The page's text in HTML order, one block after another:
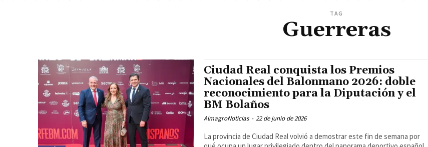
TAG
Guerreras
Ciudad Real conquista los Premios
Nacionales del Balonmano 2026: doble
reconocimiento para la Diputación y el
BM Bolaños
AlmagroNoticias - 22 de junio de 2026
La provincia de Ciudad Real volvió a demostrar este fin de semana por